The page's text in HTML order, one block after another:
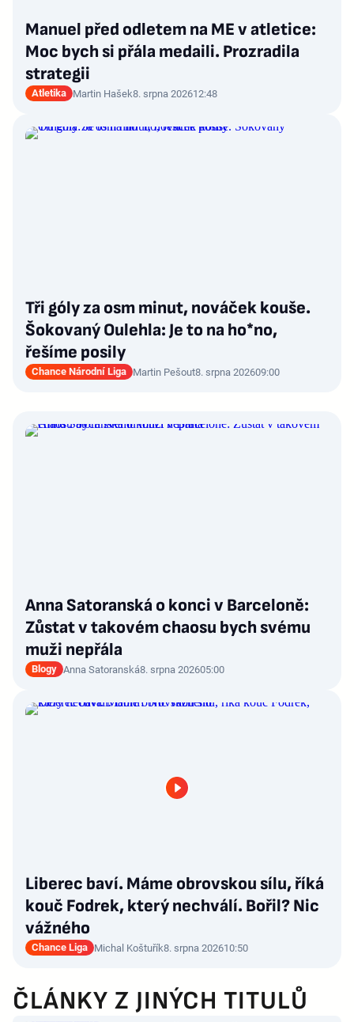
Manuel před odletem na ME v atletice:
Moc bych si přála medaili. Prozradila
strategii
Atletika Martin Hašek8. srpna 202612:48
Tři góly za osm minut, nováček kouše.
Šokovaný Oulehla: Je to na ho*no,
řešíme posily
Chance Národní Liga Martin Pešout8. srpna 202609:00
Anna Satoranská o konci v Barceloně:
Zůstat v takovém chaosu bych svému
muži nepřála
Blogy Anna Satoranská8. srpna 202605:00
Liberec baví. Máme obrovskou sílu, říká
kouč Fodrek, který nechválí. Bořil? Nic
vážného
Chance Liga Michal Koštuřík8. srpna 202610:50
ČLÁNKY Z JINÝCH TITULŮ